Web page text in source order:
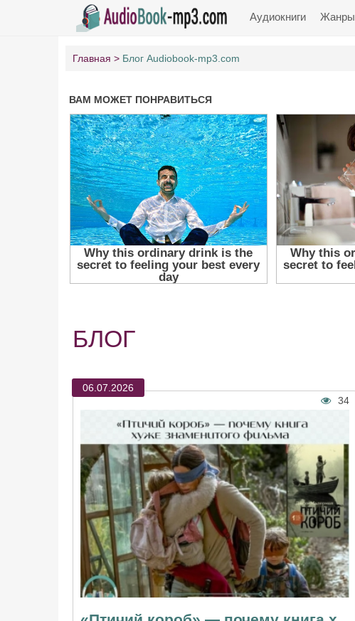
Аудиокниги Жанры
Главная Блог Audiobook-mp3.com
БЛОГ
06.07.2026
34